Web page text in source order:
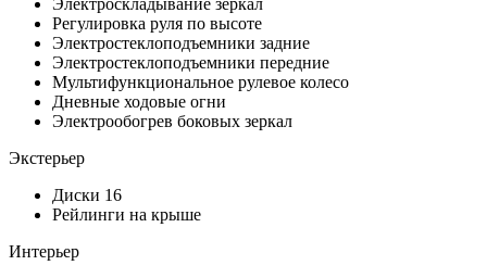
Электроскладывание зеркал
Регулировка руля по высоте
Электростеклоподъемники задние
Электростеклоподъемники передние
Мультифункциональное рулевое колесо
Дневные ходовые огни
Электрообогрев боковых зеркал
Экстерьер
Диски 16
Рейлинги на крыше
Интерьер